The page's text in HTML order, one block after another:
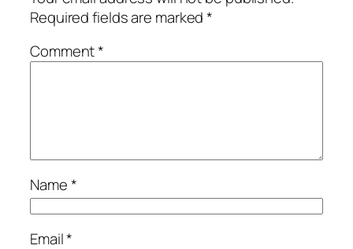
Required fields are marked*
Comment*
Name*
Email*